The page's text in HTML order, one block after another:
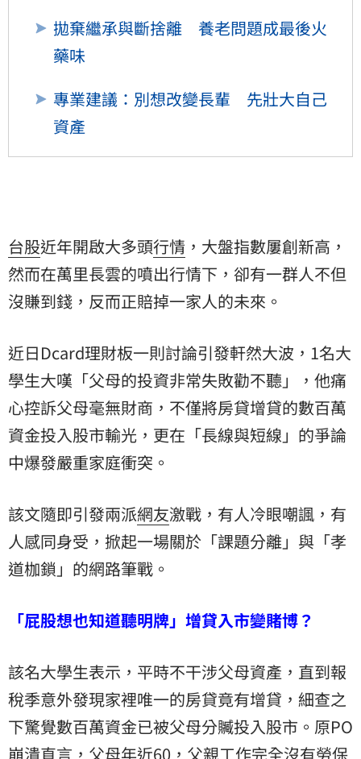
拋棄繼承與斷捨離 養老問題成最後火
藥味
專業建議：別想改變長輩 先壯大自己
資產
台股近年開啟大多頭行情 ，大盤指數屢創新高，
然而在萬里長雲的噴出行情下，卻有一群人不但
沒賺到錢，反而正賠掉一家人的未來。
近日Dcard理財板一則討論引發軒然大波，1名大
學生大嘆「父母的投資非常失敗勸不聽」，他痛
心控訴父母毫無財商，不僅將房貸增貸的數百萬
資金投入股市輸光，更在「長線與短線」的爭論
中爆發嚴重家庭衝突。
該文隨即引發兩派網友激戰，有人冷眼嘲諷，有
人感同身受，掀起一場關於「課題分離」與「孝
道枷鎖」的網路筆戰。
「屁股想也知道聽明牌」增貸入市變賭博？
該名大學生表示，平時不干涉父母資產，直到報
稅季意外發現家裡唯一的房貸竟有增貸，細查之
下驚覺數百萬資金已被父母分贓投入股市。原PO
崩潰直言，父母年近60，父親工作完全沒有勞保